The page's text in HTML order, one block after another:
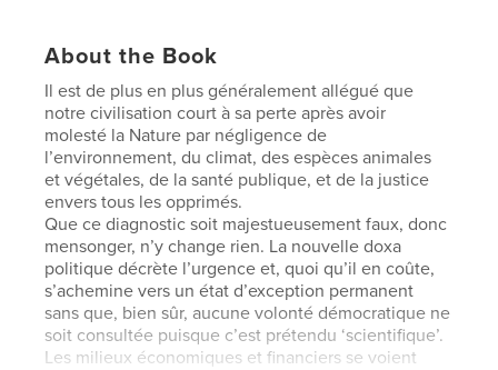
About the Book
Il est de plus en plus généralement allégué que
notre civilisation court à sa perte après avoir
molesté la Nature par négligence de
l’environnement, du climat, des espèces animales
et végétales, de la santé publique, et de la justice
envers tous les opprimés.
Que ce diagnostic soit majestueusement faux, donc
mensonger, n’y change rien. La nouvelle doxa
politique décrète l’urgence et, quoi qu’il en coûte,
s’achemine vers un état d’exception permanent
sans que, bien sûr, aucune volonté démocratique ne
soit consultée puisque c’est prétendu ‘scientifique’.
Les milieux économiques et financiers se voient